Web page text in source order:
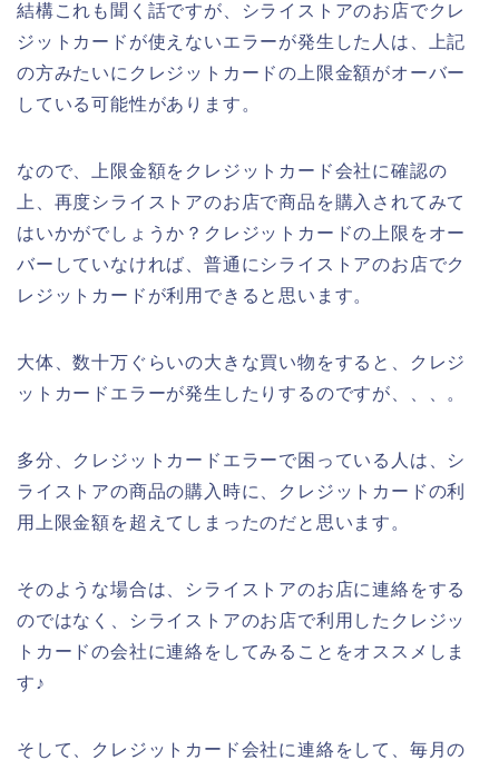
結構これも聞く話ですが、シライストアのお店でクレ
ジットカードが使えないエラーが発生した人は、上記
の方みたいにクレジットカードの上限金額がオーバー
している可能性があります。
なので、上限金額をクレジットカード会社に確認の
上、再度シライストアのお店で商品を購入されてみて
はいかがでしょうか？クレジットカードの上限をオー
バーしていなければ、普通にシライストアのお店でク
レジットカードが利用できると思います。
大体、数十万ぐらいの大きな買い物をすると、クレジ
ットカードエラーが発生したりするのですが、、、。
多分、クレジットカードエラーで困っている人は、シ
ライストアの商品の購入時に、クレジットカードの利
用上限金額を超えてしまったのだと思います。
そのような場合は、シライストアのお店に連絡をする
のではなく、シライストアのお店で利用したクレジッ
トカードの会社に連絡をしてみることをオススメしま
す♪
そして、クレジットカード会社に連絡をして、毎月の